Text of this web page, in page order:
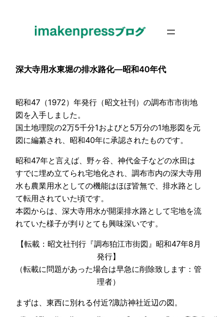
深大寺用水東堀の排水路化―昭和40年代
昭和47（1972）年発行（昭文社刊）の調布市市街地
図を入手しました。
国土地理院の2万5千分1およびと5万分の1地形図を元
図に編纂され、昭和40年に承認されたものです。
昭和47年と言えば、野ヶ谷、神代金子などの水田は
すでに埋め立てられ宅地化され、調布市内の深大寺用
水も農業用水としての機能はほぼ皆無で、排水路とし
て転用されていた頃です。
本図からは、深大寺用水が開渠排水路として宅地を流
れていた様子が判りとても興味深いです。
【転載：昭文社刊行『調布狛江市街図』昭和47年8月
発行】
（転載に問題があった場合は早急に削除致します：管
理者）
まずは、東西に別れる付近?諏訪神社近辺の図。